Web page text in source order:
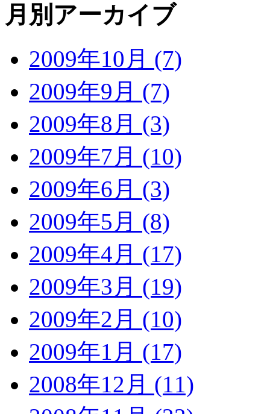
月別アーカイブ
2009年10月 (7)
2009年9月 (7)
2009年8月 (3)
2009年7月 (10)
2009年6月 (3)
2009年5月 (8)
2009年4月 (17)
2009年3月 (19)
2009年2月 (10)
2009年1月 (17)
2008年12月 (11)